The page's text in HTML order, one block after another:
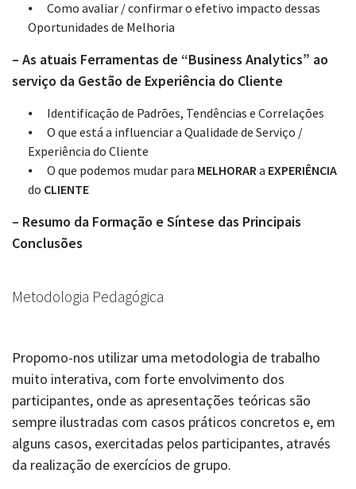
Como avaliar / confirmar o efetivo impacto dessas
Oportunidades de Melhoria
– As atuais Ferramentas de “Business Analytics” ao
serviço da Gestão de Experiência do Cliente
Identificação de Padrões, Tendências e Correlações
O que está a influenciar a Qualidade de Serviço /
Experiência do Cliente
O que podemos mudar para MELHORARa EXPERIÊNCIA
do CLIENTE
– Resumo da Formação e Síntese das Principais
Conclusões
Metodologia Pedagógica
Propomo-nos utilizar uma metodologia de trabalho
muito interativa, com forte envolvimento dos
participantes, onde as apresentações teóricas são
sempre ilustradas com casos práticos concretos e, em
alguns casos, exercitadas pelos participantes, através
da realização de exercícios de grupo.